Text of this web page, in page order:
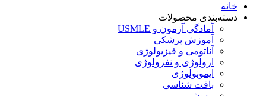
خانه
دسته‌بندی محصولات
آمادگی آزمون و USMLE
آموزش پزشکی
آناتومی و فیزیولوژی
ارولوژی و نفرولوژی
ایمونولوژی
بافت شناسی